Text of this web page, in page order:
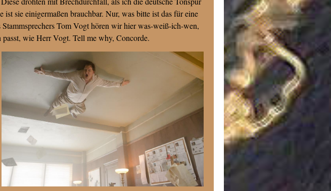
sie einigermaßen brauchbar. Nur, was bitte ist das für eine
Tom Vogt hören wir hier was-weiß-ich-wen,
wie Herr Vogt. Tell me why, Concorde.